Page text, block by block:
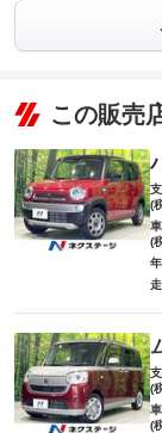
この販売
(
(
(
(